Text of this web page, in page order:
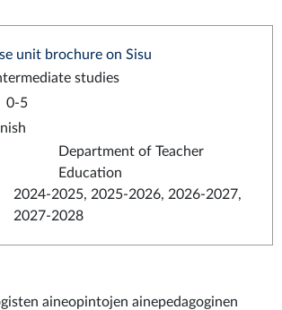
unit brochure on Sisu
studies
0-5
Department of Teacher
Education
2024-2025, 2025-2026, 2026-2027,
2027-2028
aineopintojen ainepedagoginen